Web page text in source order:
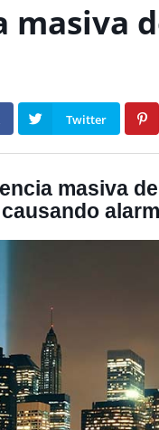
masiva
Twitter
masiva
causando